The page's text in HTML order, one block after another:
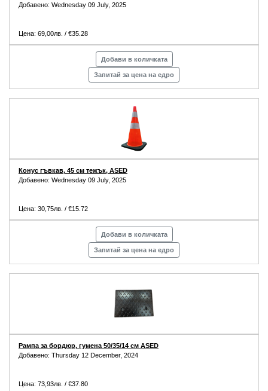
Добавено: Wednesday 09 July, 2025
Цена: 69,00лв. / €35.28
Добави в количката
Запитай за цена на едро
Конус гъвкав, 45 см тежък, ASED
Добавено: Wednesday 09 July, 2025
Цена: 30,75лв. / €15.72
Добави в количката
Запитай за цена на едро
Рампа за бордюр, гумена 50/35/14 см ASED
Добавено: Thursday 12 December, 2024
Цена: 73,93лв. / €37.80